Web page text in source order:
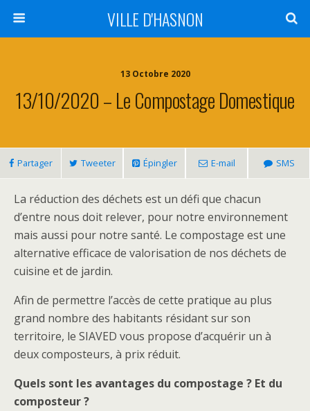
VILLE D'HASNON
13 Octobre 2020
13/10/2020 – Le Compostage Domestique
Partager Tweeter Épingler E-mail SMS
La réduction des déchets est un défi que chacun
d’entre nous doit relever, pour notre environnement
mais aussi pour notre santé. Le compostage est une
alternative efficace de valorisation de nos déchets de
cuisine et de jardin.
Afin de permettre l’accès de cette pratique au plus
grand nombre des habitants résidant sur son
territoire, le SIAVED vous propose d’acquérir un à
deux composteurs, à prix réduit.
Quels sont les avantages du compostage ? Et du
composteur ?